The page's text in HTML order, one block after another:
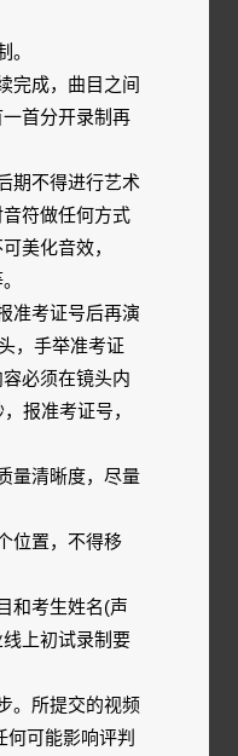
。
完成，曲目之间
首分开录制再
期不得进行艺术
符做任何方式
美化音效，
准考证号后再演
，手举准考证
必须在镜头内
报准考证号，
量清晰度，尽量
位置，不得移
和考生姓名(声
上初试录制要
。所提交的视频
可能影响评判